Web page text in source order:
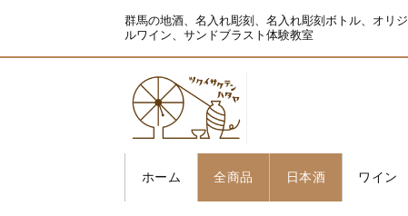
群馬の地酒、名入れ彫刻、名入れ彫刻ボトル、オリ
ルワイン、サンドブラスト体験教室
ホーム 全商品 日本酒 ワイン